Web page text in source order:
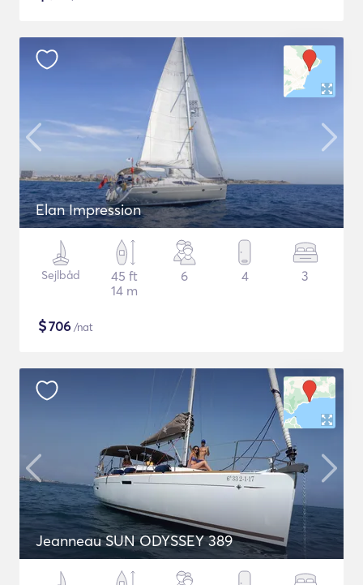
Elan Impression
Sejlbåd
45 ft
14 m
6 4 3
$706 /nat
Jeanneau SUN ODYSSEY 389